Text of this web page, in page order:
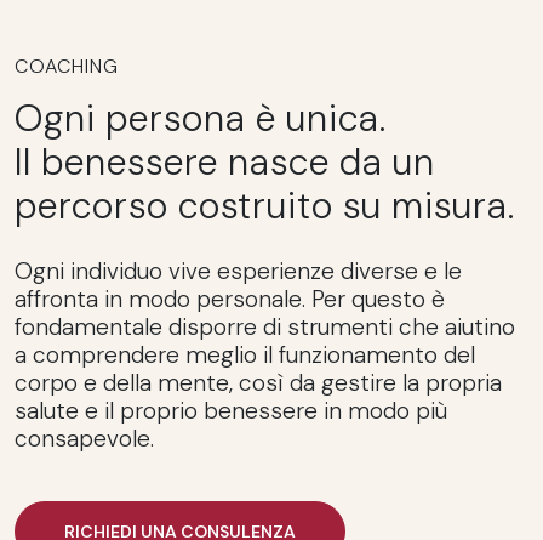
COACHING
Ogni persona è unica.
Il benessere nasce da un
percorso costruito su misura.
Ogni individuo vive esperienze diverse e le
affronta in modo personale. Per questo è
fondamentale disporre di strumenti che aiutino
a comprendere meglio il funzionamento del
corpo e della mente, così da gestire la propria
salute e il proprio benessere in modo più
consapevole.
RICHIEDI UNA CONSULENZA